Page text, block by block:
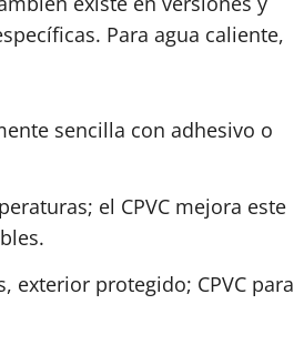
Para agua caliente,
sencilla con adhesivo o
el CPVC mejora este
exterior protegido; CPVC para